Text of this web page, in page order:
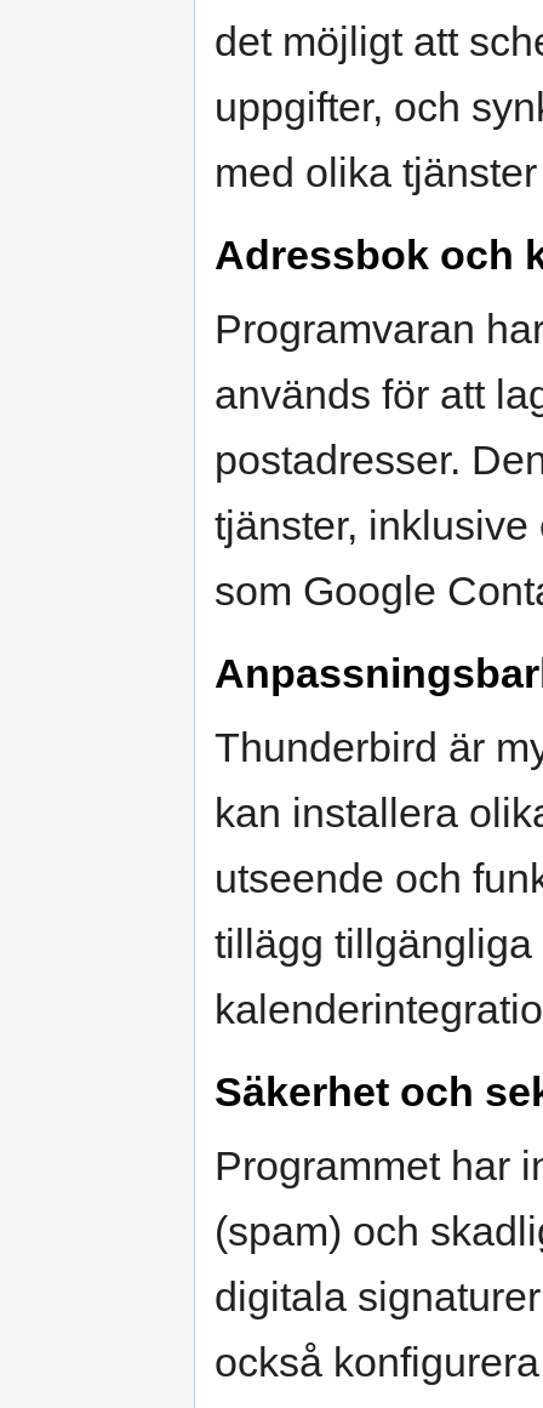
det möjligt att
uppgifter, och
med olika
Adressbok och
Programvaran
används för att
postadresser.
tjänster,
som Google
Thunderbird är
kan installera
utseende och
tillägg
Säkerhet och
Programmet har
(spam) och
digitala
också